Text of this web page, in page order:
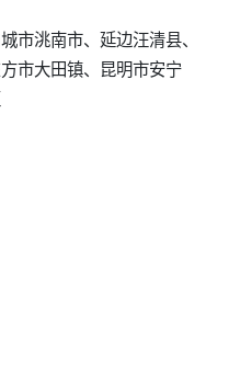
市洮南市、延边汪清县、
市大田镇、昆明市安宁